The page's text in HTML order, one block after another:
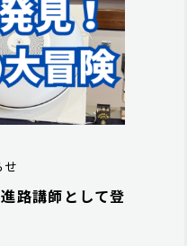
せ
路講師として登